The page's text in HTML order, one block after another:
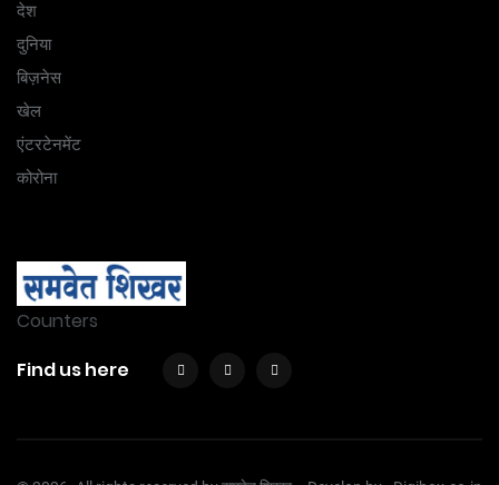
देश
दुनिया
बिज़नेस
खेल
एंटरटेनमेंट
कोरोना
Counters
Find us here